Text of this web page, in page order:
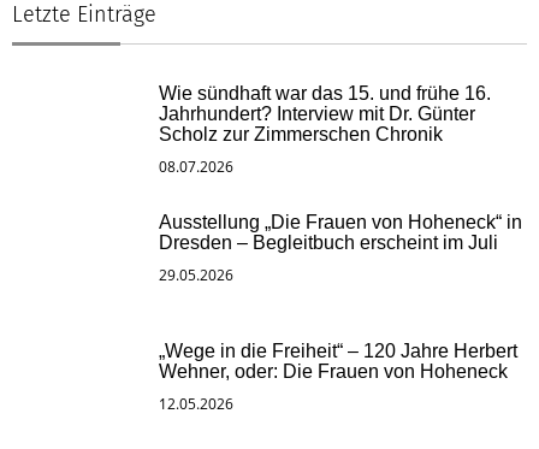
Letzte Einträge
Wie sündhaft war das 15. und frühe 16.
Jahrhundert? Interview mit Dr. Günter
Scholz zur Zimmerschen Chronik
08.07.2026
Ausstellung „Die Frauen von Hoheneck“ in
Dresden – Begleitbuch erscheint im Juli
29.05.2026
„Wege in die Freiheit“ – 120 Jahre Herbert
Wehner, oder: Die Frauen von Hoheneck
12.05.2026